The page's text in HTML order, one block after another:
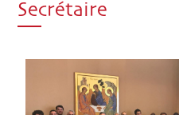
Secrétaire